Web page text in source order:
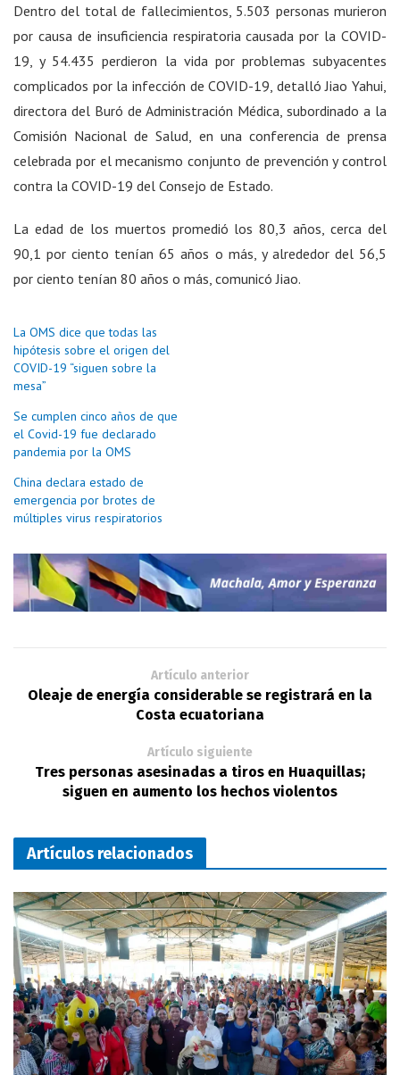
Dentro del total de fallecimientos, 5.503 personas murieron
por causa de insuficiencia respiratoria causada por la COVID-
19, y 54.435 perdieron la vida por problemas subyacentes
complicados por la infección de COVID-19, detalló Jiao Yahui,
directora del Buró de Administración Médica, subordinado a la
Comisión Nacional de Salud, en una conferencia de prensa
celebrada por el mecanismo conjunto de prevención y control
contra la COVID-19 del Consejo de Estado.
La edad de los muertos promedió los 80,3 años, cerca del
90,1 por ciento tenían 65 años o más, y alrededor del 56,5
por ciento tenían 80 años o más, comunicó Jiao.
La OMS dice que todas las
hipótesis sobre el origen del
COVID-19 “siguen sobre la
mesa”
Se cumplen cinco años de que
el Covid-19 fue declarado
pandemia por la OMS
China declara estado de
emergencia por brotes de
múltiples virus respiratorios
Artículo anterior
Oleaje de energía considerable se registrará en la
Costa ecuatoriana
Artículo siguiente
Tres personas asesinadas a tiros en Huaquillas;
siguen en aumento los hechos violentos
Artículos relacionados